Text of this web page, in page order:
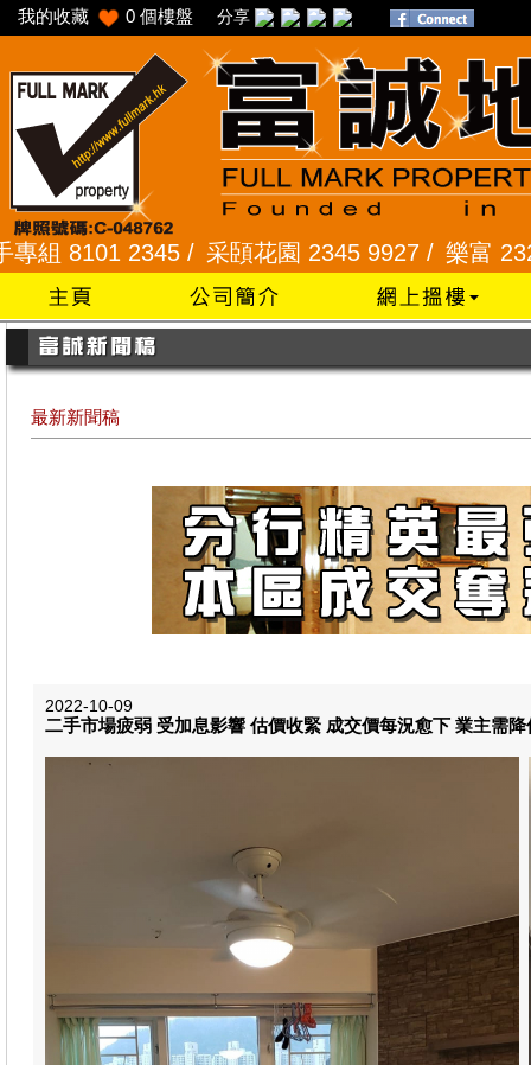
我的收藏 0 個樓盤 分享
/采頣花園 2345 9927 /樂富 2321 2287 /峻弦
最新新聞稿
2022-10-09
二手市場疲弱 受加息影響 估價收緊 成交價每況愈下 業主需